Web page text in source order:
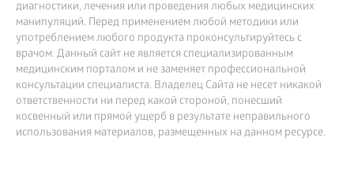
диагностики, лечения или проведения любых медицинских
манипуляций. Перед применением любой методики или
употреблением любого продукта проконсультируйтесь с
врачом. Данный сайт не является специализированным
медицинским порталом и не заменяет профессиональной
консультации специалиста. Владелец Сайта не несет никакой
ответственности ни перед какой стороной, понесший
косвенный или прямой ущерб в результате неправильного
использования материалов, размещенных на данном ресурсе.